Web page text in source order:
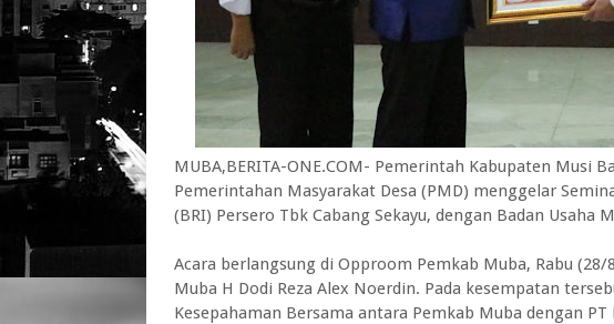
MUBA,BERITA-ONE.COM- Pemerintah Kabupaten Musi
Pemerintahan Masyarakat Desa (PMD) menggelar
(BRI) Persero Tbk Cabang Sekayu, dengan Badan Usaha
Acara berlangsung di Opproom Pemkab Muba, Rabu
Muba H Dodi Reza Alex Noerdin. Pada kesempatan
Kesepahaman Bersama antara Pemkab Muba dengan PT